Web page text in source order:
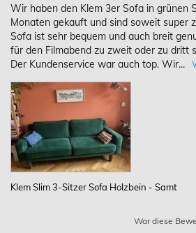
Wir haben den Klem 3er Sofa in grünen
Monaten gekauft und sind soweit super
Sofa ist sehr bequem und auch breit
für den Filmabend zu zweit oder zu dritt
Der Kundenservice war auch top. Wir...
Klem Slim 3-Sitzer Sofa Holzbein - Samt
War diese